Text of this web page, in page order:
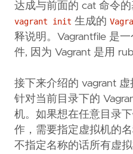
达成与前面的 cat 命令
vagrant init 生成的
释说明。Vagrantfile 是
件, 因为 Vagrant 是用
接下来介绍的 vagrant
针对当前目录下的
机。如果想在任意目录
作，需要指定虚拟机的
不指定名称的话所有虚